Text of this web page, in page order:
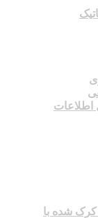
اطلاعات
دانلود رایگان نسخه جدید SPSS 26 کرک شده با